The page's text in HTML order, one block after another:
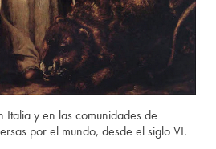
Italia y en las comunidades de
por el mundo, desde el siglo VI.